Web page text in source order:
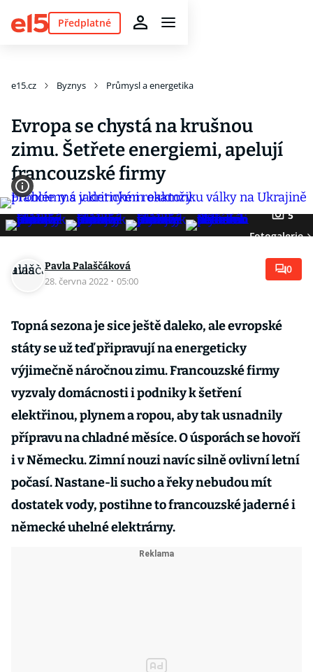
Předplatné
e15.cz Byznys Průmysl a energetika
Evropa se chystá na krušnou
zimu. Šetřete energiemi, apelují
francouzské firmy
5
Fotogalerie
Pavla Palaščáková
28. června 2022 · 05:00
0
Topná sezona je sice ještě daleko, ale evropské
státy se už teď připravují na energeticky
výjimečně náročnou zimu. Francouzské firmy
vyzvaly domácnosti i podniky k šetření
elektřinou, plynem a ropou, aby tak usnadnily
přípravu na chladné měsíce. O úsporách se hovoří
i v Německu. Zimní nouzi navíc silně ovlivní letní
počasí. Nastane-li sucho a řeky nebudou mít
dostatek vody, postihne to francouzské jaderné i
německé uhelné elektrárny.